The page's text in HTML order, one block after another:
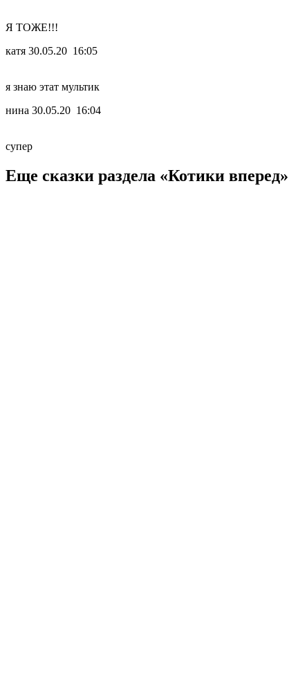
Я ТОЖЕ!!!
катя 30.05.20 16:05
я знаю этат мультик
нина 30.05.20 16:04
супер
Еще сказки раздела «Котики вперед»